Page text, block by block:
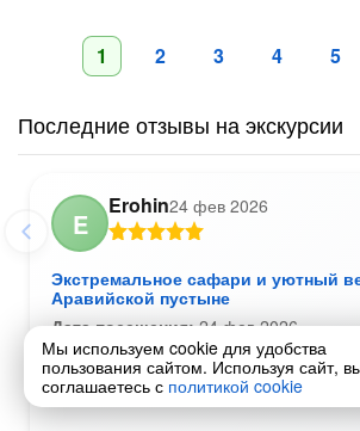
1 2 3 4 5
Последние отзывы на экскурсии
E
Erohin24 фев 2026
Экстремальное сафари и уютный
Аравийской пустыне
Дата посещения:24 фев 2026
Водитель профессионал, шоу
себе. Море впечатлений
Мы используем cookie для удобства
пользования сайтом. Используя сайт,
соглашаетесь с политикой cookie